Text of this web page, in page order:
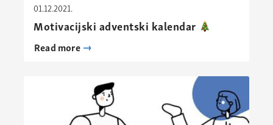
01.12.2021.
Motivacijski adventski kalendar
Read more